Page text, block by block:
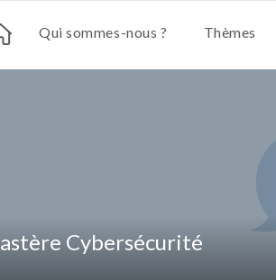
Qui sommes-nous ? Thèmes
Cybersécurité